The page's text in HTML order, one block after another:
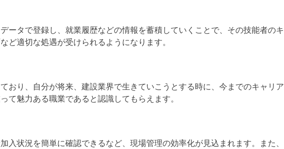
ータで登録し、就業履歴などの情報を蓄積していくことで、その技能者のキ
ど適切な処遇が受けられるようになります。
おり、自分が将来、建設業界で生きていこうとする時に、今までのキャリア
て魅力ある職業であると認識してもらえます。
入状況を簡単に確認できるなど、現場管理の効率化が見込まれます。また、